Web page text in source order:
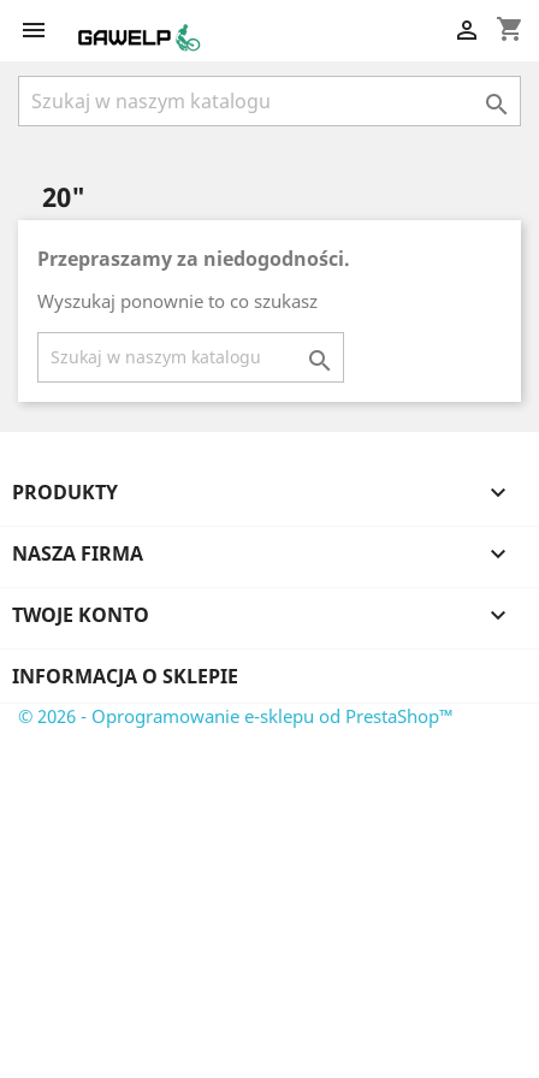
 shopping_cart


20"
Przepraszamy za niedogodności.
Wyszukaj ponownie to co szukasz

PRODUKTY 
NASZA FIRMA 
TWOJE KONTO 
INFORMACJA O SKLEPIE
© 2026 - Oprogramowanie e-sklepu od PrestaShop™